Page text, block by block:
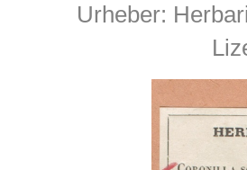
Urheber: